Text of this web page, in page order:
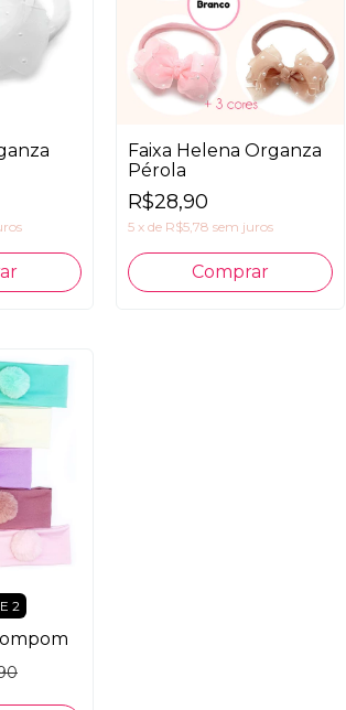
Faixa Helena Organza
Pérola
R$28,90
5 x de R$5,78 sem juros
Comprar
2